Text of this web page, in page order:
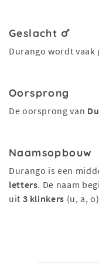
Geslacht
Durango wordt vaak
Oorsprong
De oorsprong van
Naamsopbouw
Durango is een
letters. De naam
uit 3 klinkers (u, a,